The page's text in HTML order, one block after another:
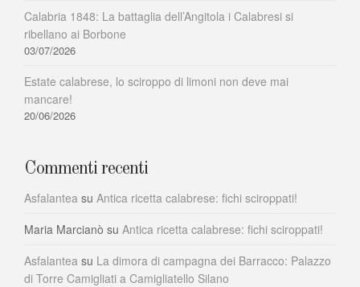
Calabria 1848: La battaglia dell’Angitola i Calabresi si
ribellano ai Borbone
03/07/2026
Estate calabrese, lo sciroppo di limoni non deve mai
mancare!
20/06/2026
Commenti recenti
Asfalantea su Antica ricetta calabrese: fichi sciroppati!
Maria Marcianò su Antica ricetta calabrese: fichi sciroppati!
Asfalantea su La dimora di campagna dei Barracco: Palazzo
di Torre Camigliati a Camigliatello Silano